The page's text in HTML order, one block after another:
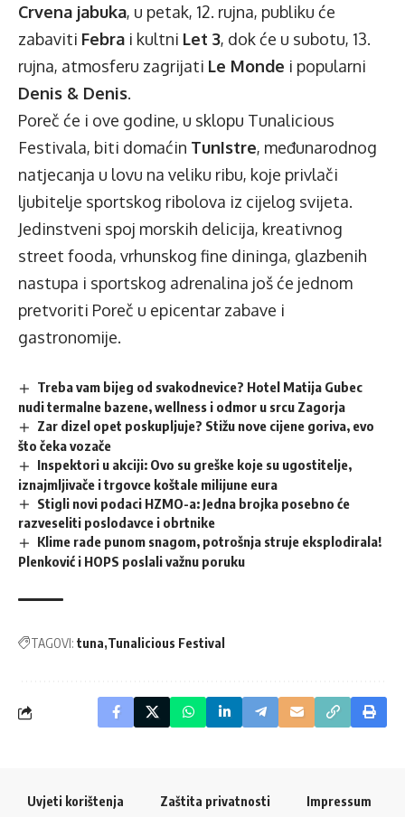
Crvena jabuka, u petak, 12. rujna, publiku će
zabaviti Febra i kultni Let 3, dok će u subotu, 13.
rujna, atmosferu zagrijati Le Monde i popularni
Denis & Denis.
Poreč će i ove godine, u sklopu Tunalicious
Festivala, biti domaćin TunIstre, međunarodnog
natjecanja u lovu na veliku ribu, koje privlači
ljubitelje sportskog ribolova iz cijelog svijeta.
Jedinstveni spoj morskih delicija, kreativnog
street fooda, vrhunskog fine dininga, glazbenih
nastupa i sportskog adrenalina još će jednom
pretvoriti Poreč u epicentar zabave i
gastronomije.
Treba vam bijeg od svakodnevice? Hotel Matija Gubec
nudi termalne bazene, wellness i odmor u srcu Zagorja
Zar dizel opet poskupljuje? Stižu nove cijene goriva, evo
što čeka vozače
Inspektori u akciji: Ovo su greške koje su ugostitelje,
iznajmljivače i trgovce koštale milijune eura
Stigli novi podaci HZMO-a: Jedna brojka posebno će
razveseliti poslodavce i obrtnike
Klime rade punom snagom, potrošnja struje eksplodirala!
Plenković i HOPS poslali važnu poruku
TAGOVI: tuna Tunalicious Festival
Uvjeti korištenja Zaštita privatnosti Impressum